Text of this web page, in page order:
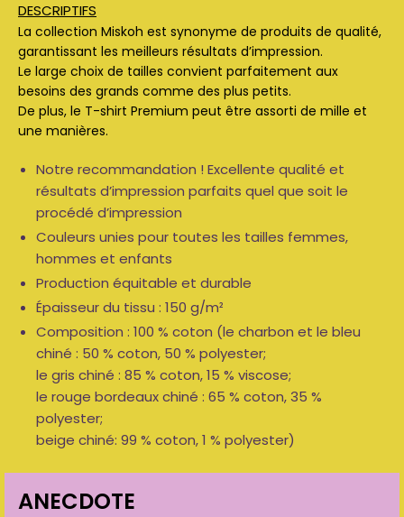
DESCRIPTIFS
La collection Miskoh est synonyme de produits de qualité,
garantissant les meilleurs résultats d’impression.
Le large choix de tailles convient parfaitement aux
besoins des grands comme des plus petits.
De plus, le T-shirt Premium peut être assorti de mille et
une manières.
Notre recommandation ! Excellente qualité et
résultats d’impression parfaits quel que soit le
procédé d’impression
Couleurs unies pour toutes les tailles femmes,
hommes et enfants
Production équitable et durable
Épaisseur du tissu : 150 g/m²
Composition : 100 % coton (le charbon et le bleu
chiné : 50 % coton, 50 % polyester;
le gris chiné : 85 % coton, 15 % viscose;
le rouge bordeaux chiné : 65 % coton, 35 %
polyester;
beige chiné: 99 % coton, 1 % polyester)
ANECDOTE